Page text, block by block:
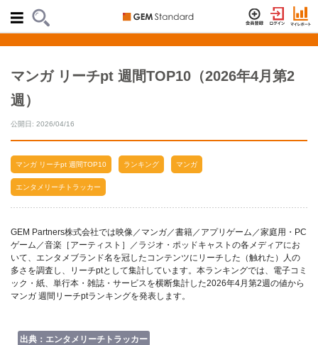
マンガ リーチpt 週間TOP10（2026年4月第2
週）
公開日: 2026/04/16
マンガ リーチpt 週間TOP10 ランキング マンガ
エンタメリーチトラッカー
GEM Partners株式会社では映像／マンガ／書籍／アプリゲーム／家庭用・PC
ゲーム／音楽［アーティスト］／ラジオ・ポッドキャストの各メディアにお
いて、エンタメブランド名を冠したコンテンツにリーチした（触れた）人の
多さを調査し、リーチptとして集計しています。本ランキングでは、電子コミ
ック・紙、単行本・雑誌・サービスを横断集計した2026年4月第2週の値から
マンガ 週間リーチptランキングを発表します。
出典：エンタメリーチトラッカー